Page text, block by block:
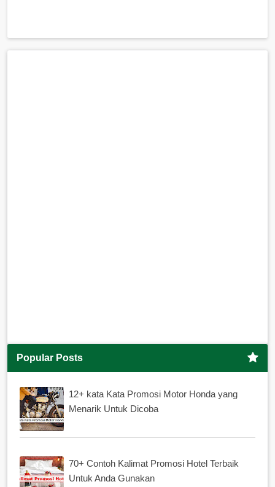
Popular Posts
12+ kata Kata Promosi Motor Honda yang
Menarik Untuk Dicoba
70+ Contoh Kalimat Promosi Hotel Terbaik
Untuk Anda Gunakan